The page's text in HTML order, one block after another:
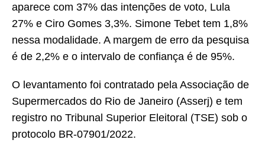
aparece com 37% das intenções de voto, Lula
27% e Ciro Gomes 3,3%. Simone Tebet tem 1,8%
nessa modalidade. A margem de erro da pesquisa
é de 2,2% e o intervalo de confiança é de 95%.
O levantamento foi contratado pela Associação de
Supermercados do Rio de Janeiro (Asserj) e tem
registro no Tribunal Superior Eleitoral (TSE) sob o
protocolo BR-07901/2022.